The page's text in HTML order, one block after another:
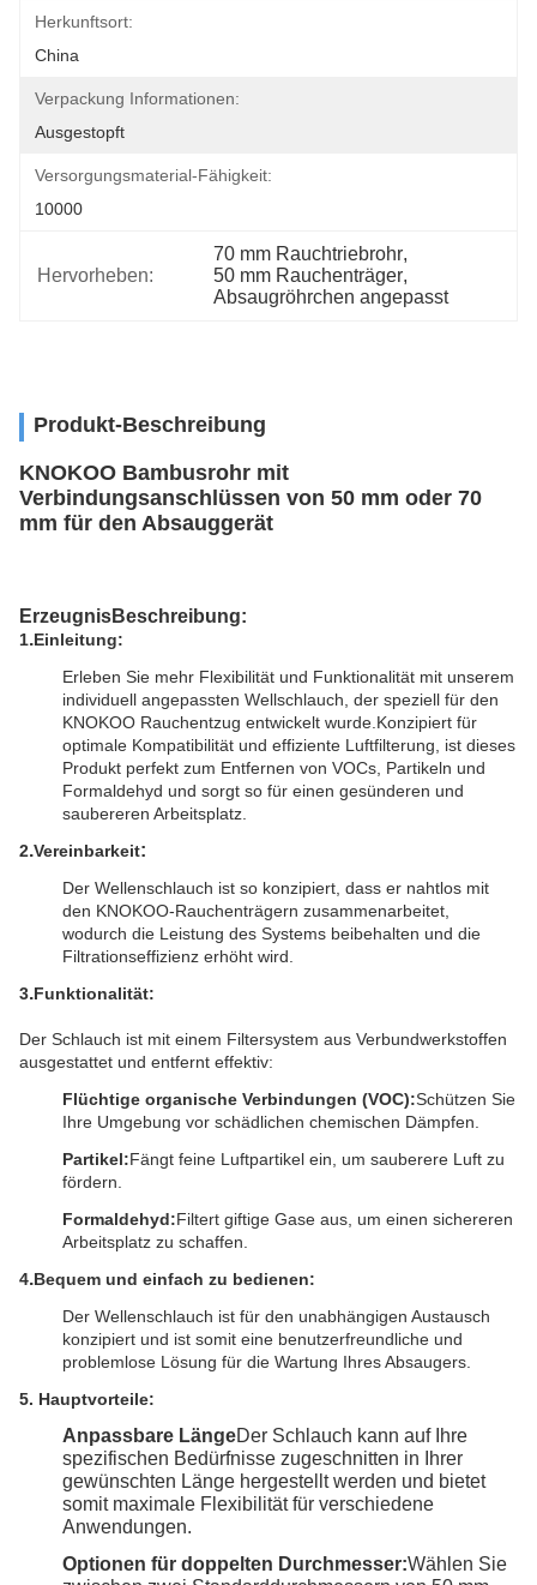
Herkunftsort:
China
Verpackung Informationen:
Ausgestopft
Versorgungsmaterial-Fähigkeit:
10000
Hervorheben:
70 mm Rauchtriebrohr,
50 mm Rauchenträger,
Absaugröhrchen angepasst
Produkt-Beschreibung
KNOKOO Bambusrohr mit
Verbindungsanschlüssen von 50 mm oder 70
mm für den Absauggerät
ErzeugnisBeschreibung:
1.Einleitung:
Erleben Sie mehr Flexibilität und Funktionalität mit unserem
individuell angepassten Wellschlauch, der speziell für den
KNOKOO Rauchentzug entwickelt wurde.Konzipiert für
optimale Kompatibilität und effiziente Luftfilterung, ist dieses
Produkt perfekt zum Entfernen von VOCs, Partikeln und
Formaldehyd und sorgt so für einen gesünderen und
saubereren Arbeitsplatz.
2.Vereinbarkeit:
Der Wellenschlauch ist so konzipiert, dass er nahtlos mit
den KNOKOO-Rauchenträgern zusammenarbeitet,
wodurch die Leistung des Systems beibehalten und die
Filtrationseffizienz erhöht wird.
3.Funktionalität:
Der Schlauch ist mit einem Filtersystem aus Verbundwerkstoffen
ausgestattet und entfernt effektiv:
Flüchtige organische Verbindungen (VOC):Schützen Sie
Ihre Umgebung vor schädlichen chemischen Dämpfen.
Partikel:Fängt feine Luftpartikel ein, um sauberere Luft zu
fördern.
Formaldehyd:Filtert giftige Gase aus, um einen sichereren
Arbeitsplatz zu schaffen.
4.Bequem und einfach zu bedienen:
Der Wellenschlauch ist für den unabhängigen Austausch
konzipiert und ist somit eine benutzerfreundliche und
problemlose Lösung für die Wartung Ihres Absaugers.
5. Hauptvorteile:
Anpassbare LängeDer Schlauch kann auf Ihre
spezifischen Bedürfnisse zugeschnitten in Ihrer
gewünschten Länge hergestellt werden und bietet
somit maximale Flexibilität für verschiedene
Anwendungen.
Optionen für doppelten Durchmesser:Wählen Sie